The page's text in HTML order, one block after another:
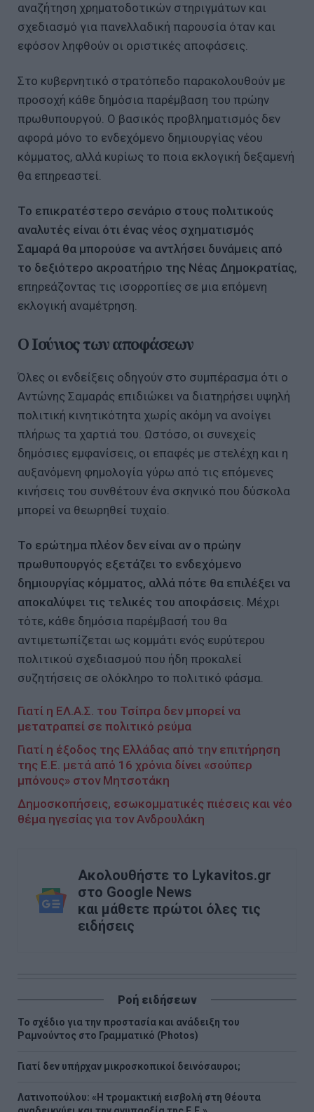
αναζήτηση χρηματοδοτικών στηριγμάτων και
σχεδιασμό για πανελλαδική παρουσία όταν και
εφόσον ληφθούν οι οριστικές αποφάσεις.
Στο κυβερνητικό στρατόπεδο παρακολουθούν με
προσοχή κάθε δημόσια παρέμβαση του πρώην
πρωθυπουργού. Ο βασικός προβληματισμός δεν
αφορά μόνο το ενδεχόμενο δημιουργίας νέου
κόμματος, αλλά κυρίως το ποια εκλογική δεξαμενή
θα επηρεαστεί.
Το επικρατέστερο σενάριο στους πολιτικούς
αναλυτές είναι ότι ένας νέος σχηματισμός
Σαμαρά θα μπορούσε να αντλήσει δυνάμεις από
το δεξιότερο ακροατήριο της Νέας Δημοκρατίας,
επηρεάζοντας τις ισορροπίες σε μια επόμενη
εκλογική αναμέτρηση.
Ο Ιούνιος των αποφάσεων
Όλες οι ενδείξεις οδηγούν στο συμπέρασμα ότι ο
Αντώνης Σαμαράς επιδιώκει να διατηρήσει υψηλή
πολιτική κινητικότητα χωρίς ακόμη να ανοίγει
πλήρως τα χαρτιά του. Ωστόσο, οι συνεχείς
δημόσιες εμφανίσεις, οι επαφές με στελέχη και η
αυξανόμενη φημολογία γύρω από τις επόμενες
κινήσεις του συνθέτουν ένα σκηνικό που δύσκολα
μπορεί να θεωρηθεί τυχαίο.
Το ερώτημα πλέον δεν είναι αν ο πρώην
πρωθυπουργός εξετάζει το ενδεχόμενο
δημιουργίας κόμματος, αλλά πότε θα επιλέξει να
αποκαλύψει τις τελικές του αποφάσεις. Μέχρι
τότε, κάθε δημόσια παρέμβασή του θα
αντιμετωπίζεται ως κομμάτι ενός ευρύτερου
πολιτικού σχεδιασμού που ήδη προκαλεί
συζητήσεις σε ολόκληρο το πολιτικό φάσμα.
Γιατί η ΕΛ.Α.Σ. του Τσίπρα δεν μπορεί να
μετατραπεί σε πολιτικό ρεύμα
Γιατί η έξοδος της Ελλάδας από την επιτήρηση
της Ε.Ε. μετά από 16 χρόνια δίνει «σούπερ
μπόνους» στον Μητσοτάκη
Δημοσκοπήσεις, εσωκομματικές πιέσεις και νέο
θέμα ηγεσίας για τον Ανδρουλάκη
Ακολουθήστε το Lykavitos.gr
στο Google News
και μάθετε πρώτοι όλες τις
ειδήσεις
Ροή ειδήσεων
Το σχέδιο για την προστασία και ανάδειξη του
Ραμνούντος στο Γραμματικό (Photos)
Γιατί δεν υπήρχαν μικροσκοπικοί δεινόσαυροι;
Λατινοπούλου: «Η τρομακτική εισβολή στη Θέουτα